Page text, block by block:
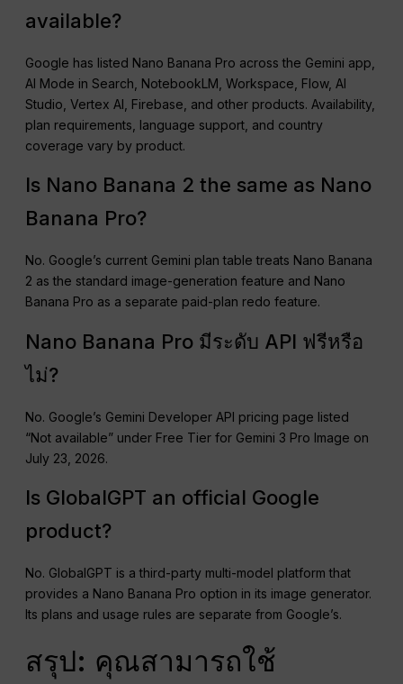
available?
Google has listed Nano Banana Pro across the Gemini app,
AI Mode in Search, NotebookLM, Workspace, Flow, AI
Studio, Vertex AI, Firebase, and other products. Availability,
plan requirements, language support, and country
coverage vary by product.
Is Nano Banana 2 the same as Nano
Banana Pro?
No. Google’s current Gemini plan table treats Nano Banana
2 as the standard image-generation feature and Nano
Banana Pro as a separate paid-plan redo feature.
Nano Banana Pro มีระดับ API ฟรีหรือ
ไม่?
No. Google’s Gemini Developer API pricing page listed
“Not available” under Free Tier for Gemini 3 Pro Image on
July 23, 2026.
Is GlobalGPT an official Google
product?
No. GlobalGPT is a third-party multi-model platform that
provides a Nano Banana Pro option in its image generator.
Its plans and usage rules are separate from Google’s.
สรุป: คุณสามารถใช้